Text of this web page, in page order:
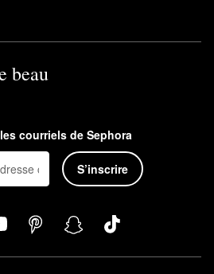
beau
courriels de Sephora
S’inscrire